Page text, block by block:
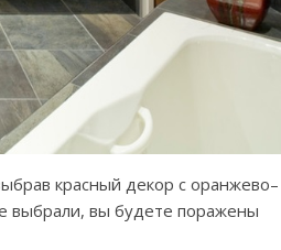
красный декор с оранжево–
выбрали, вы будете поражены